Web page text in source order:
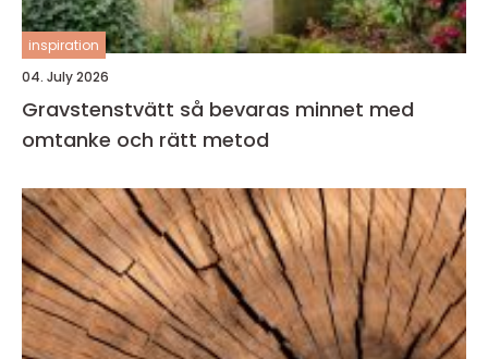
inspiration
04. July 2026
Gravstenstvätt så bevaras minnet med
omtanke och rätt metod